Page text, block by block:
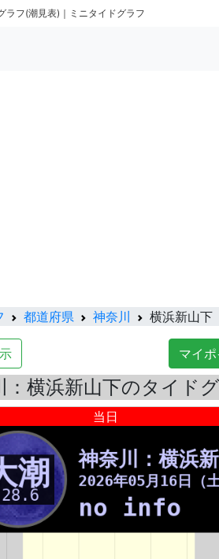
ラフ(潮見表)｜ミニタイドグラフ
都道府県 神奈川 横浜新山下
マイ
：横浜新山下のタイド
当日